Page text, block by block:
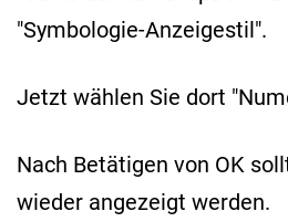
"Symbologie-Anzeigestil".
Jetzt wählen Sie dort
Nach Betätigen von OK
wieder angezeigt werden.